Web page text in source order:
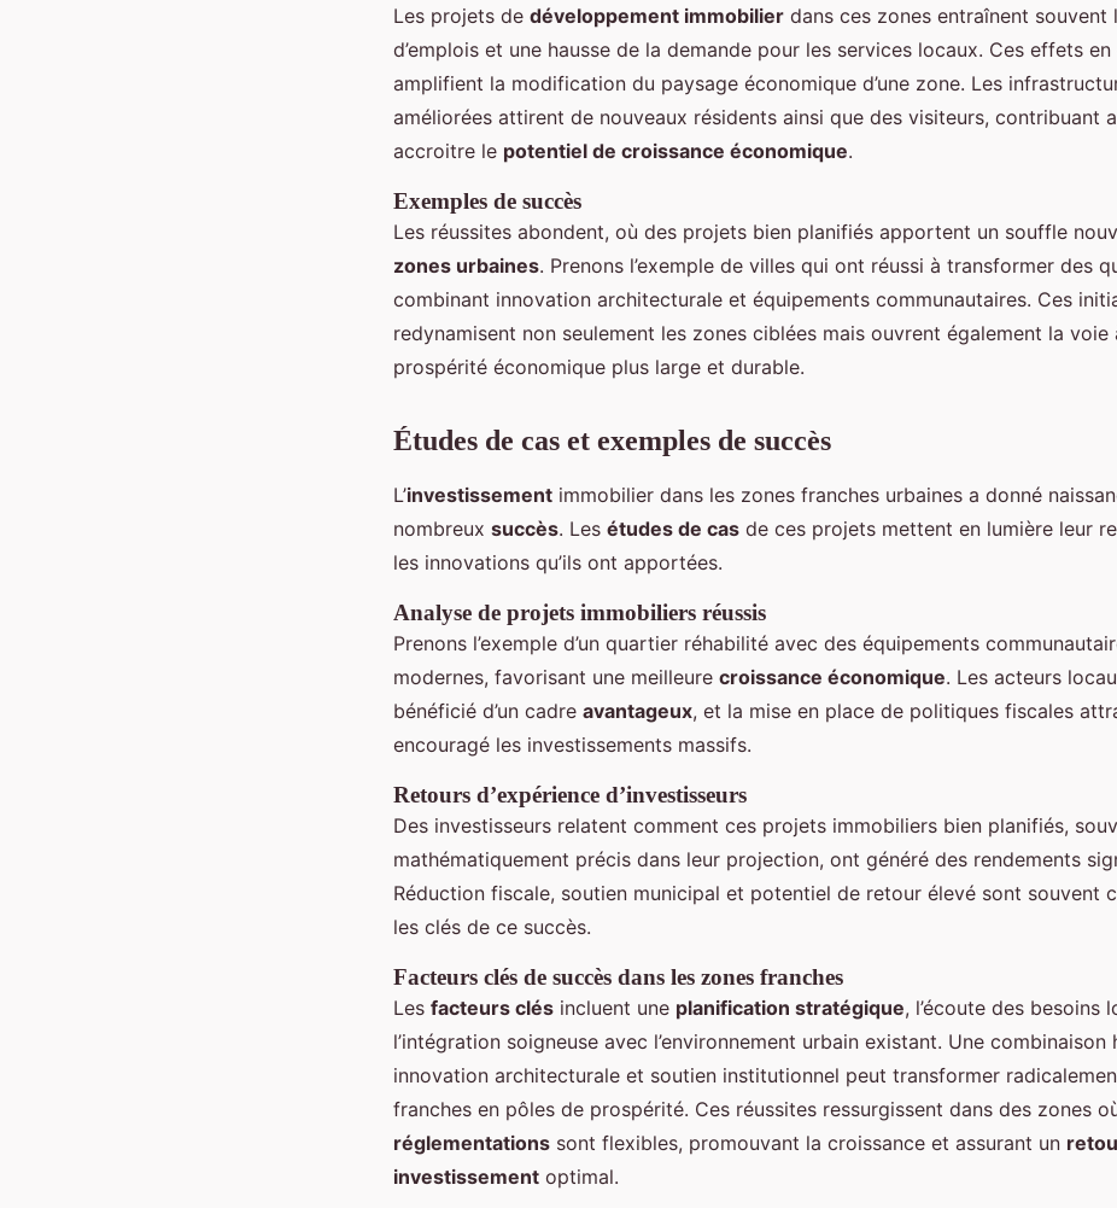
Les projets de développement immobilier dans ces zones entraînent souvent
d’emplois et une hausse de la demande pour les services locaux. Ces effets en
amplifient la modification du paysage économique d’une zone. Les
améliorées attirent de nouveaux résidents ainsi que des visiteurs, contribuant
accroitre le potentiel de croissance économique.
Exemples de succès
Les réussites abondent, où des projets bien planifiés apportent un souffle
zones urbaines. Prenons l’exemple de villes qui ont réussi à transformer des
combinant innovation architecturale et équipements communautaires. Ces
redynamisent non seulement les zones ciblées mais ouvrent également la voie
prospérité économique plus large et durable.
Études de cas et exemples de succès
L’investissement immobilier dans les zones franches urbaines a donné
nombreux succès. Les études de cas de ces projets mettent en lumière leur
les innovations qu’ils ont apportées.
Analyse de projets immobiliers réussis
Prenons l’exemple d’un quartier réhabilité avec des équipements
modernes, favorisant une meilleure croissance économique. Les acteurs
bénéficié d’un cadre avantageux, et la mise en place de politiques fiscales
encouragé les investissements massifs.
Retours d’expérience d’investisseurs
Des investisseurs relatent comment ces projets immobiliers bien planifiés,
mathématiquement précis dans leur projection, ont généré des rendements
Réduction fiscale, soutien municipal et potentiel de retour élevé sont souvent
les clés de ce succès.
Facteurs clés de succès dans les zones franches
Les facteurs clés incluent une planification stratégique, l’écoute des besoins
l’intégration soigneuse avec l’environnement urbain existant. Une combinaison
innovation architecturale et soutien institutionnel peut transformer
franches en pôles de prospérité. Ces réussites ressurgissent dans des zones
réglementations sont flexibles, promouvant la croissance et assurant un
investissement optimal.